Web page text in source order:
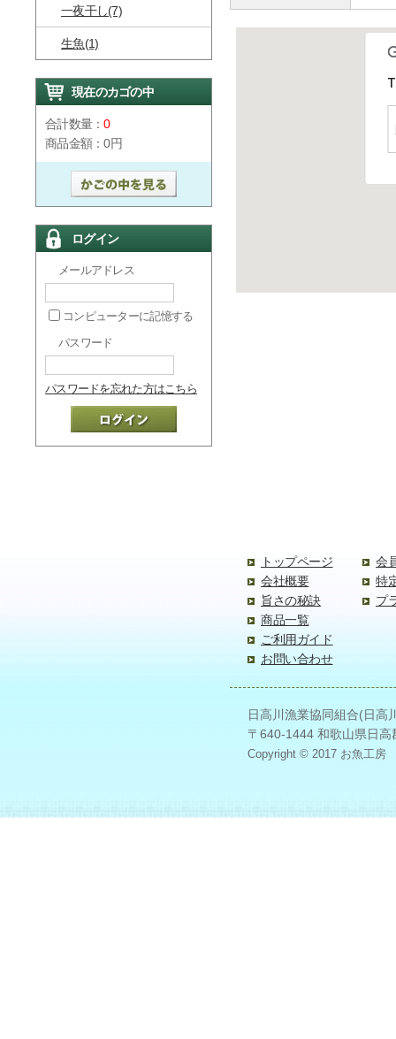
一夜干し(7)
生魚(1)
現在のカゴの中
合計数量：0
商品金額：0円
ログイン
メールアドレス
コンピューターに記憶する
パスワード
パスワードを忘れた方はこちら
トップページ
会社概要
旨さの秘訣
商品一覧
ご利用ガイド
お問い合わせ
会
特
プ
日高川漁業協同組合(日
〒640-1444 和歌山県日
Copyright © 2017 お魚工房